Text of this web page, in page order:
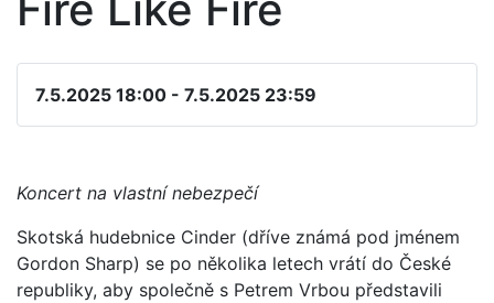
7.5.2025 18:00 - 7.5.2025 23:59
Koncert na vlastní nebezpečí
Skotská hudebnice Cinder (dříve známá pod jménem
Gordon Sharp) se po několika letech vrátí do České
republiky, aby společně s Petrem Vrbou představili